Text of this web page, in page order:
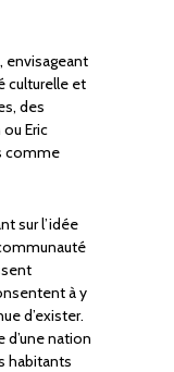
envisageant
culturelle et
des
Eric
comme
sur l’idée
à y
d’exister.
d’une nation
habitants